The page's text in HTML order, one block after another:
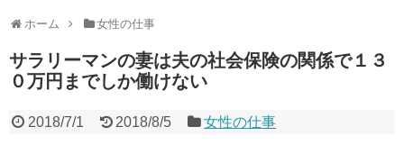
ホーム 女性の仕事
サラリーマンの妻は夫の社会保険の関係で１３
０万円までしか働けない
2018/7/1 2018/8/5 女性の仕事